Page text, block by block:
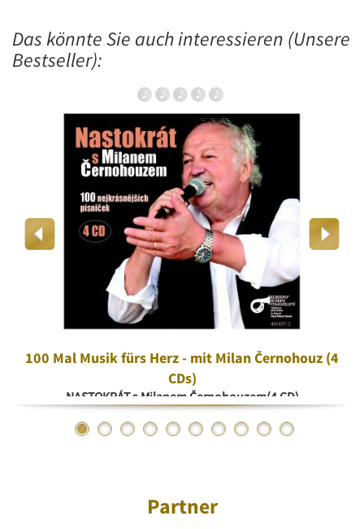
Das könnte Sie auch interessieren (Unsere
Bestseller):
100 Mal Musik fürs Herz - mit Milan Černohouz (4
CDs)
NASTOKRÁT s Milanem Černohouzem(4 CD)
Partner